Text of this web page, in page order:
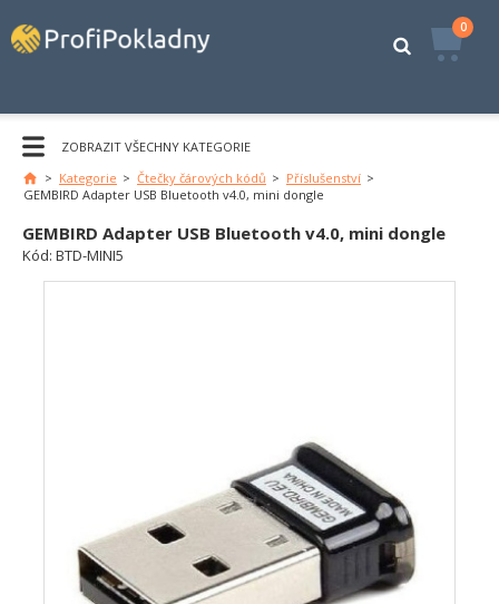
0
ZOBRAZIT VŠECHNY KATEGORIE
Hlavní
> Kategorie > Čtečky čárových kódů > Příslušenství >
GEMBIRD Adapter USB Bluetooth v4.0, mini dongle
GEMBIRD Adapter USB Bluetooth v4.0, mini dongle
Kód: BTD-MINI5